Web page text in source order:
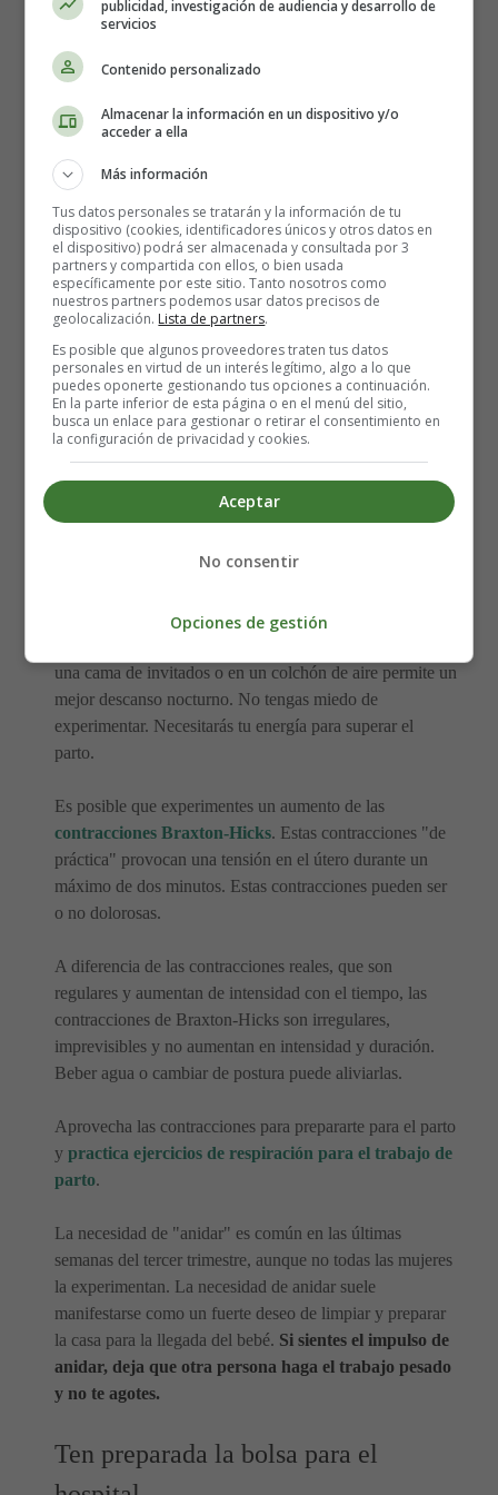
fatiga
dificultad para respirar
problemas para dormir
ardor de estómago
hinchazón de tobillos, dedos o cara
dolor lumbar con ciática
senos sensibles
pérdidas acuosas y lechosas (calostro) de los pechos
La falta de aire debería mejorar cuando el bebé se
desplace más hacia el interior de la pelvis. Aunque el
aligeramiento ayuda a aliviar este síntoma, también puede
provocar unaumento de la frecuencia de la micción,
ya que el bebé ejerce una mayor presión sobre la
vejiga. Si se trata de tu primer bebé, es de esperar que
esto ocurra en cualquier momento de las próximas
Los problemas de sueño son comunes en esta semana.
para embarazadas también puede ayudar. Algunas
una cama de invitados o en un colchón de aire permite un
mejor descanso nocturno. No tengas miedo de
experimentar. Necesitarás tu energía para superar el
parto.
Es posible que experimentes un aumento de las
contracciones Braxton-Hicks. Estas contracciones "de
práctica" provocan una tensión en el útero durante un
máximo de dos minutos. Estas contracciones pueden ser
o no dolorosas.
A diferencia de las contracciones reales, que son
regulares y aumentan de intensidad con el tiempo, las
contracciones de Braxton-Hicks son irregulares,
imprevisibles y no aumentan en intensidad y duración.
Beber agua o cambiar de postura puede aliviarlas.
Aprovecha las contracciones para prepararte para el parto
y practica ejercicios de respiración para el trabajo de
parto.
La necesidad de "anidar" es común en las últimas
semanas del tercer trimestre, aunque no todas las mujeres
la experimentan. La necesidad de anidar suele
manifestarse como un fuerte deseo de limpiar y preparar
la casa para la llegada del bebé. Si sientes el impulso de
anidar, deja que otra persona haga el trabajo pesado
y no te agotes.
Ten preparada la bolsa para el
publicidad, investigación de audiencia y desarrollo de
servicios
Contenido personalizado
Almacenar la información en un dispositivo y/o
acceder a ella
Más información
Tus datos personales se tratarán y la información de tu
dispositivo (cookies, identificadores únicos y otros datos en
el dispositivo) podrá ser almacenada y consultada por 3
partners y compartida con ellos, o bien usada
específicamente por este sitio. Tanto nosotros como
nuestros partners podemos usar datos precisos de
geolocalización. Lista de partners.
Es posible que algunos proveedores traten tus datos
personales en virtud de un interés legítimo, algo a lo que
puedes oponerte gestionando tus opciones a continuación.
En la parte inferior de esta página o en el menú del sitio,
busca un enlace para gestionar o retirar el consentimiento en
la configuración de privacidad y cookies.
Aceptar
No consentir
Opciones de gestión